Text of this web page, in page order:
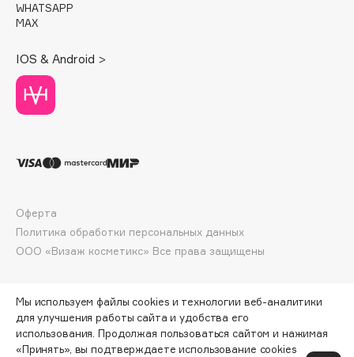
Deonica
Dior
Divage
Dolce & Gabbana
DP Daily Perfection
Dr.Althea
Dr.Ceuracle
Dr.Jart+
Dyson
ПО ЗОЛОТОЙ КАРТЕ:515 ₽
WHATSAPP
MAX
IOS & Android >
ООО «Визаж косметикс» Все права защищены
Оферта
Политика обработки персональных данных
Мы используем файлы cookies и технологии веб-аналитики
для улучшения работы сайта и удобства его
использования. Продолжая пользоваться сайтом и нажимая
«Принять», вы подтверждаете использование cookies